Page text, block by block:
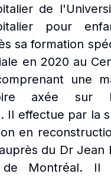
de
pour
sa formation
en 2020 au
une
axée sur
Il effectue par la
en
du Dr Jean
de Montréal. Il